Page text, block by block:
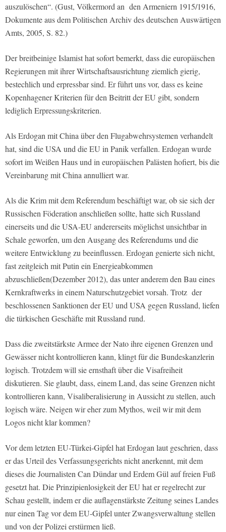
auszulöschen“. (Gust, Völkermord an den Armeniern 1915/1916,
Dokumente aus dem Politischen Archiv des deutschen Auswärtigen
Amts, 2005, S. 82.)
Der breitbeinige Islamist hat sofort bemerkt, dass die europäischen
Regierungen mit ihrer Wirtschaftsausrichtung ziemlich gierig,
bestechlich und erpressbar sind. Er führt uns vor, dass es keine
Kopenhagener Kriterien für den Beitritt der EU gibt, sondern
lediglich Erpressungskriterien.
Als Erdogan mit China über den Flugabwehrsystemen verhandelt
hat, sind die USA und die EU in Panik verfallen. Erdogan wurde
sofort im Weißen Haus und in europäischen Palästen hofiert, bis die
Vereinbarung mit China annulliert war.
Als die Krim mit dem Referendum beschäftigt war, ob sie sich der
Russischen Föderation anschließen sollte, hatte sich Russland
einerseits und die USA-EU andererseits möglichst unsichtbar in
Schale geworfen, um den Ausgang des Referendums und die
weitere Entwicklung zu beeinflussen. Erdogan genierte sich nicht,
fast zeitgleich mit Putin ein Energieabkommen
abzuschließen(Dezember 2012), das unter anderem den Bau eines
Kernkraftwerks in einem Naturschutzgebiet vorsah. Trotz der
beschlossenen Sanktionen der EU und USA gegen Russland, liefen
die türkischen Geschäfte mit Russland rund.
Dass die zweitstärkste Armee der Nato ihre eigenen Grenzen und
Gewässer nicht kontrollieren kann, klingt für die Bundeskanzlerin
logisch. Trotzdem will sie ernsthaft über die Visafreiheit
diskutieren. Sie glaubt, dass, einem Land, das seine Grenzen nicht
kontrollieren kann, Visaliberalisierung in Aussicht zu stellen, auch
logisch wäre. Neigen wir eher zum Mythos, weil wir mit dem
Logos nicht klar kommen?
Vor dem letzten EU-Türkei-Gipfel hat Erdogan laut geschrien, dass
er das Urteil des Verfassungsgerichts nicht anerkennt, mit dem
dieses die Journalisten Can Dündar und Erdem Gül auf freien Fuß
gesetzt hat. Die Prinzipienlosigkeit der EU hat er regelrecht zur
Schau gestellt, indem er die auflagenstärkste Zeitung seines Landes
nur einen Tag vor dem EU-Gipfel unter Zwangsverwaltung stellen
und von der Polizei erstürmen ließ.